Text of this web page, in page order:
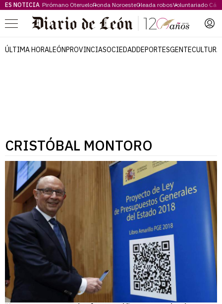
ES NOTICIA Pirómano OterueloRonda NoroesteOleada robosVoluntariado
Menú
ÚLTIMA HORALEÓNPROVINCIASOCIEDADDEPORTESGENTECULTURA
CRISTÓBAL MONTORO